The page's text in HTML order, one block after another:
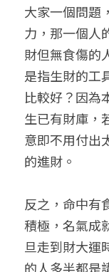
大家一個問題
力，那一個人
財但無食傷的
是指生財的工
比較好？因為
生已有財庫，
意即不用付出
的進財。
反之，命中有
積極，名氣成
旦走到財大運
的人多半都是